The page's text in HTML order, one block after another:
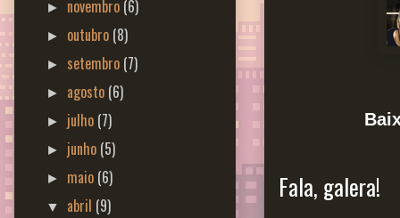
Fala, galera!
► novembro (6)
► outubro (8)
► setembro (7)
► agosto (6)
► julho (7)
► junho (5)
► maio (6)
▼ abril (9)